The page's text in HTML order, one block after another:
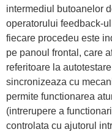
intermediul butoanelor
operatorului feedback-
fiecare procedeu este
pe panoul frontal, care
referitoare la
sincronizeaza cu
permite functionarea
(intrerupere a
controlata cu ajutorul